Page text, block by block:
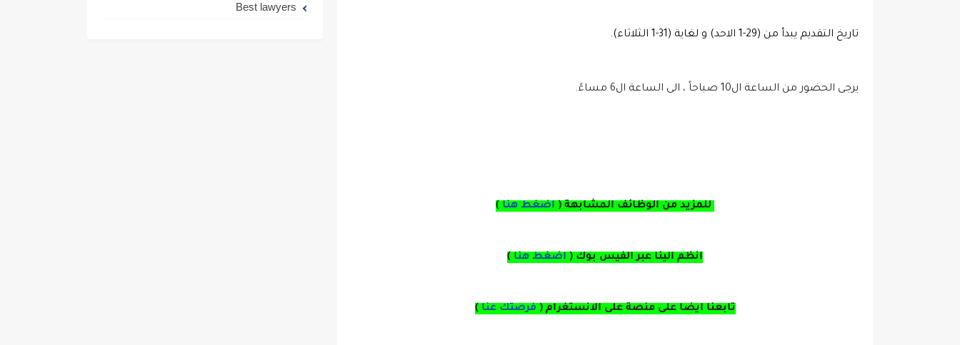
يرجى الحضور من الساعة ال10 صباحاً ، الى الساعة ال6 مساءً.
للمزيد من الوظائف المشابهة ( اضغط هنا )
انظم الينا عبر الفيس بوك ( اضغط هنا )
تابعنا ايضا على منصة على الانستغرام ( فرصتك عنا )
Best lawyers